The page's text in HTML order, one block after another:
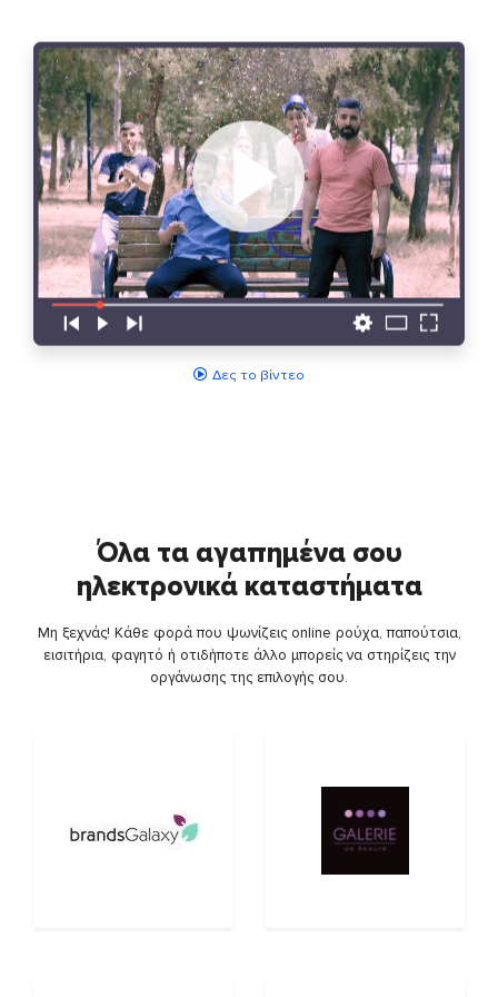
Δες το βίντεο
Όλα τα αγαπημένα σου
ηλεκτρονικά καταστήματα
Μη ξεχνάς! Κάθε φορά που ψωνίζεις online ρούχα, παπούτσια,
εισιτήρια, φαγητό ή οτιδήποτε άλλο μπορείς να στηρίζεις την
οργάνωσης της επιλογής σου.